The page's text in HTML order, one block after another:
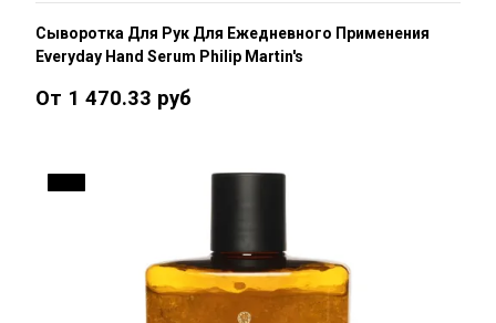
Сыворотка Для Рук Для Ежедневного Применения
Everyday Hand Serum Philip Martin's
От 1 470.33 руб